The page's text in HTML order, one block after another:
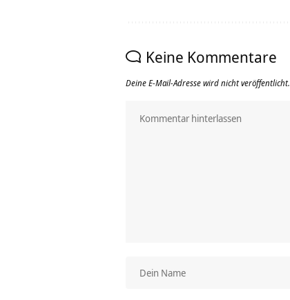
Keine Kommentare
Deine E-Mail-Adresse wird nicht veröffentlicht.